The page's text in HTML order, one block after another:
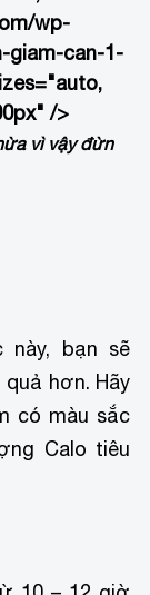
wp-
giam-can-1-
/>
vì vậy đừn
này, bạn sẽ
hơn. Hãy
có màu sắc
Calo tiêu